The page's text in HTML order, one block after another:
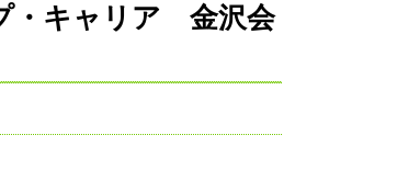
・キャリア 金沢会